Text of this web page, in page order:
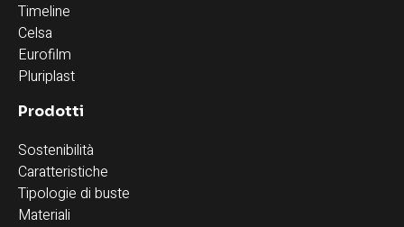
Timeline
Celsa
Eurofilm
Pluriplast
Prodotti
Sostenibilità
Caratteristiche
Tipologie di buste
Materiali